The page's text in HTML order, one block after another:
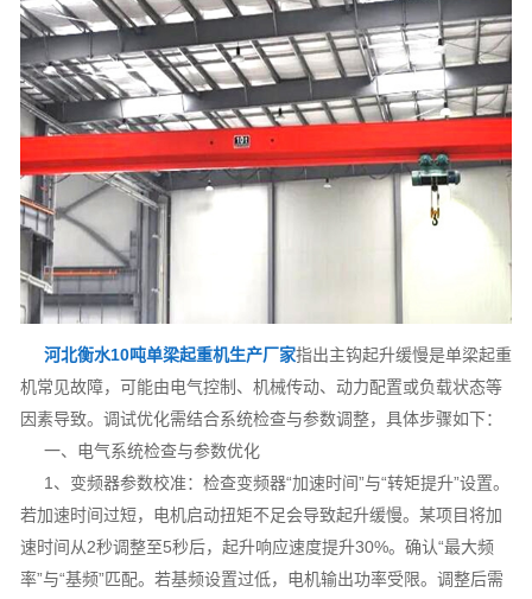
河北衡水10吨单梁起重机生产厂家指出主钩起升缓慢是单梁起重
机常见故障，可能由电气控制、机械传动、动力配置或负载状态等
因素导致。调试优化需结合系统检查与参数调整，具体步骤如下：
一、电气系统检查与参数优化
1、变频器参数校准：检查变频器“加速时间”与“转矩提升”设置。
若加速时间过短，电机启动扭矩不足会导致起升缓慢。某项目将加
速时间从2秒调整至5秒后，起升响应速度提升30%。确认“最大频
率”与“基频”匹配。若基频设置过低，电机输出功率受限。调整后需